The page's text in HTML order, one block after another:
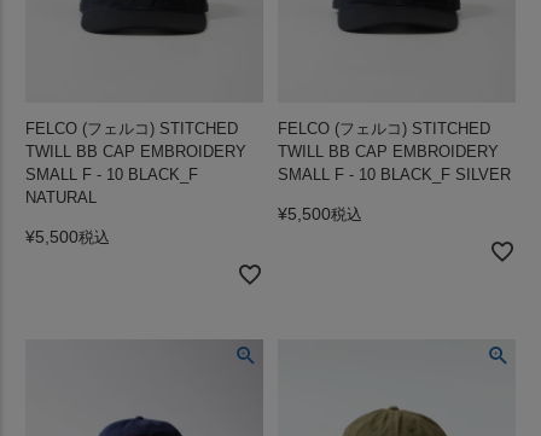
FELCO (フェルコ) STITCHED
TWILL BB CAP EMBROIDERY
SMALL F - 10 BLACK_F
NATURAL
¥5,500税込
FELCO (フェルコ) STITCHED
TWILL BB CAP EMBROIDERY
SMALL F - 10 BLACK_F SILVER
¥5,500税込